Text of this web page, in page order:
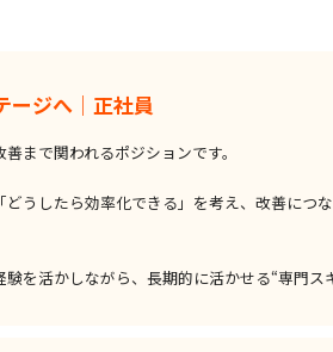
ージへ｜正社員
まで関われるポジションです。
どうしたら効率化できる」を考え、改善に
を活かしながら、長期的に活かせる“専門ス